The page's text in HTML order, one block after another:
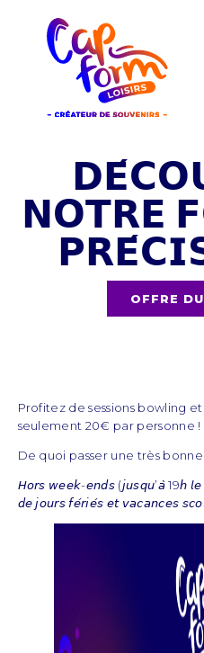
𝗡𝗢𝗧𝗥𝗘
OFFRE
Profitez de sessions bowling
seulement 20€ par personne !
De quoi passer une très
𝘏𝘰𝘳𝘴 𝘸𝘦𝘦𝘬-𝘦𝘯𝘥𝘴 (𝘫𝘶𝘴𝘲𝘶’𝘢̀ 19𝘩 𝘭𝘦
𝘥𝘦 𝘫𝘰𝘶𝘳𝘴 𝘧𝘦́𝘳𝘪𝘦́𝘴 𝘦𝘵 𝘷𝘢𝘤𝘢𝘯𝘤𝘦𝘴